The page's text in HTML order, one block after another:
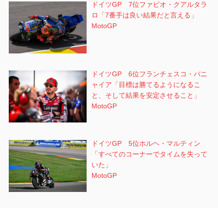
ドイツGP 7位ファビオ・クアルタラ
ロ「7番手は良い結果だと言える」
MotoGP
ドイツGP 6位フランチェスコ・バニ
ャイア「目標は勝てるようになるこ
と、そして結果を安定させること」
MotoGP
ドイツGP 5位ホルヘ・マルティン
「すべてのコーナーでタイムを失って
いた」
MotoGP